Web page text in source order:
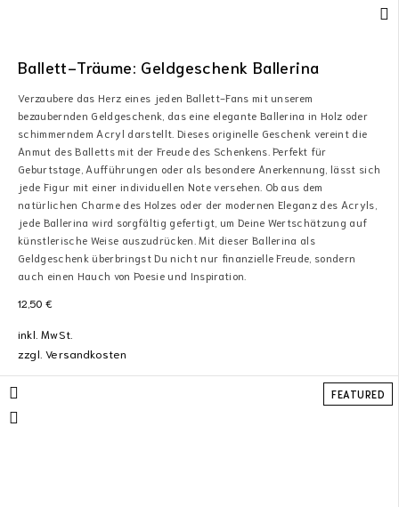
Ballett-Träume: Geldgeschenk Ballerina
Verzaubere das Herz eines jeden Ballett-Fans mit unserem
bezaubernden Geldgeschenk, das eine elegante Ballerina in Holz oder
schimmerndem Acryl darstellt. Dieses originelle Geschenk vereint die
Anmut des Balletts mit der Freude des Schenkens. Perfekt für
Geburtstage, Aufführungen oder als besondere Anerkennung, lässt sich
jede Figur mit einer individuellen Note versehen. Ob aus dem
natürlichen Charme des Holzes oder der modernen Eleganz des Acryls,
jede Ballerina wird sorgfältig gefertigt, um Deine Wertschätzung auf
künstlerische Weise auszudrücken. Mit dieser Ballerina als
Geldgeschenk überbringst Du nicht nur finanzielle Freude, sondern
auch einen Hauch von Poesie und Inspiration.
12,50 €
inkl. MwSt.
zzgl.Versandkosten
FEATURED